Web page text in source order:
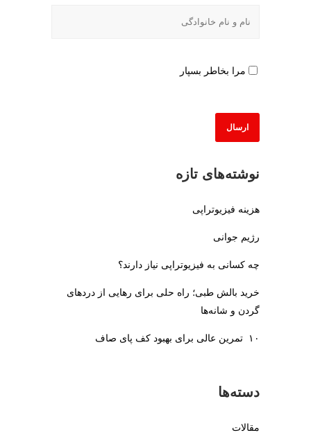
مرا بخاطر بسپار
نوشته‌های تازه
هزینه فیزیوتراپی
رژیم جوانی
چه کسانی به فیزیوتراپی نیاز دارند؟
خرید بالش طبی؛ راه حلی برای رهایی از دردهای
گردن و شانه‌ها
۱۰ تمرین عالی برای بهبود کف پای صاف
دسته‌ها
مقالات